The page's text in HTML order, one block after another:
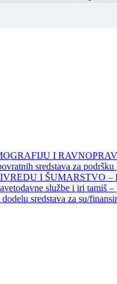
I
sredstava za
I ŠUMARSTVO –
službe i iri tamiš ‒
sredstava za su/